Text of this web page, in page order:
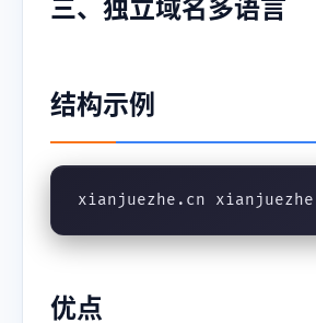
三、独立域名多语言
结构示例
xianjuezhe.cn
优点